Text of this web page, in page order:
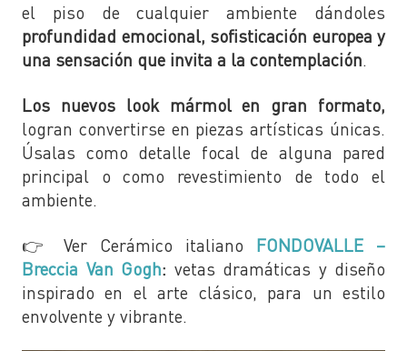
el piso de cualquier ambiente dándoles
profundidad emocional, sofisticación europea y
una sensación que invita a la contemplación.
Los nuevos look mármol en gran formato,
logran convertirse en piezas artísticas únicas.
Úsalas como detalle focal de alguna pared
principal o como revestimiento de todo el
ambiente.
👉 Ver Cerámico italiano FONDOVALLE –
Breccia Van Gogh: vetas dramáticas y diseño
inspirado en el arte clásico, para un estilo
envolvente y vibrante.